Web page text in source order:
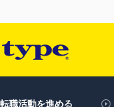
転職活動を進める